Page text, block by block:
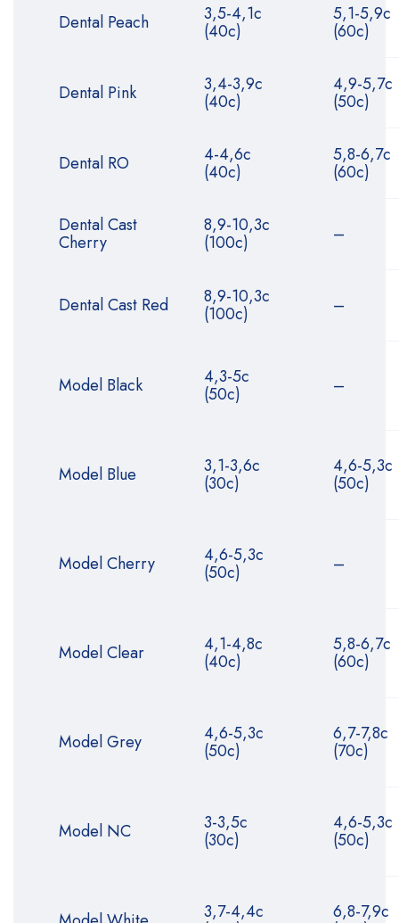
Dental Peach 3,5-4,1с
(40с)
5,1-5,9с
(60с)
Dental Pink 3,4-3,9с
(40с)
4,9-5,7с
(50с)
Dental RO 4-4,6с
(40с)
5,8-6,7с
(60с)
Dental Cast
Cherry
8,9-10,3с
(100с) –
Dental Cast Red 8,9-10,3с
(100с) –
Model Black 4,3-5с
(50с) –
Model Blue 3,1-3,6с
(30с)
4,6-5,3с
(50с)
Model Cherry 4,6-5,3с
(50с) –
Model Clear 4,1-4,8с
(40с)
5,8-6,7с
(60с)
Model Grey 4,6-5,3с
(50с)
6,7-7,8с
(70с)
Model NC 3-3,5с
(30с)
4,6-5,3с
(50с)
3,7-4,4с 6,8-7,9с